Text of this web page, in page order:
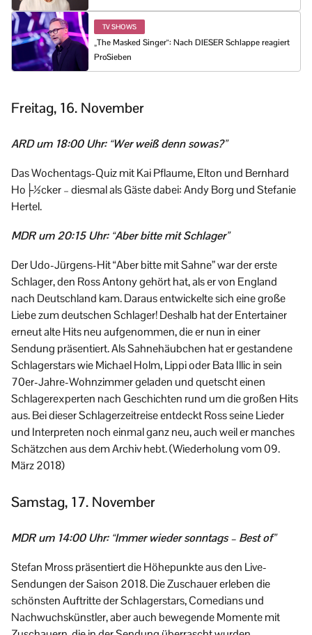
TV SHOWS
„The Masked Singer“: Nach DIESER Schlappe reagiert
ProSieben
Freitag, 16. November
ARD um 18:00 Uhr: “Wer weiß denn sowas?”
Das Wochentags-Quiz mit Kai Pflaume, Elton und Bernhard
Ho├½cker – diesmal als Gäste dabei: Andy Borg und Stefanie
Hertel.
MDR um 20:15 Uhr: “Aber bitte mit Schlager”
Der Udo-Jürgens-Hit “Aber bitte mit Sahne” war der erste
Schlager, den Ross Antony gehört hat, als er von England
nach Deutschland kam. Daraus entwickelte sich eine große
Liebe zum deutschen Schlager! Deshalb hat der Entertainer
erneut alte Hits neu aufgenommen, die er nun in einer
Sendung präsentiert. Als Sahnehäubchen hat er gestandene
Schlagerstars wie Michael Holm, Lippi oder Bata Illic in sein
70er-Jahre-Wohnzimmer geladen und quetscht einen
Schlagerexperten nach Geschichten rund um die großen Hits
aus. Bei dieser Schlagerzeitreise entdeckt Ross seine Lieder
und Interpreten noch einmal ganz neu, auch weil er manches
Schätzchen aus dem Archiv hebt. (Wiederholung vom 09.
März 2018)
Samstag, 17. November
MDR um 14:00 Uhr: “Immer wieder sonntags – Best of”
Stefan Mross präsentiert die Höhepunkte aus den Live-
Sendungen der Saison 2018. Die Zuschauer erleben die
schönsten Auftritte der Schlagerstars, Comedians und
Nachwuchskünstler, aber auch bewegende Momente mit